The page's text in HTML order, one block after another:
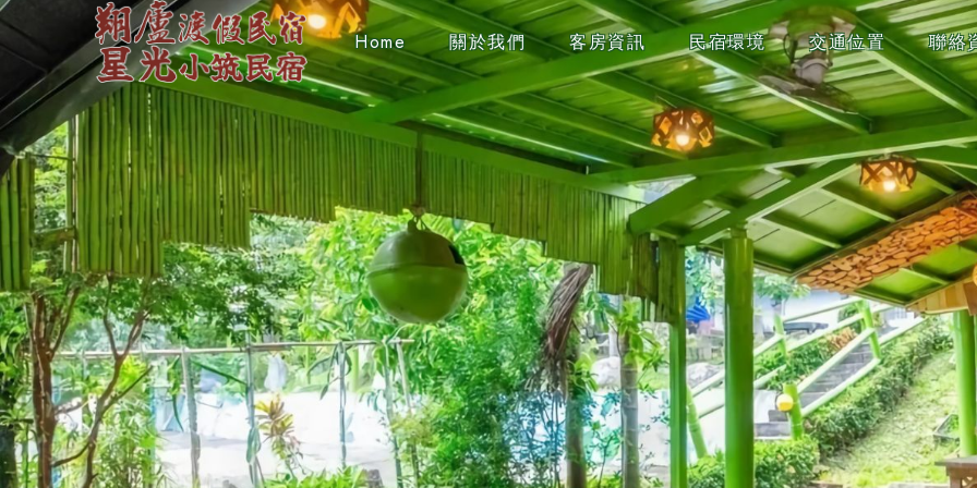
Home 關於我們 客房資訊 民宿環境 交通位置 聯絡